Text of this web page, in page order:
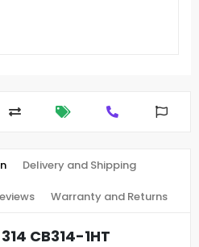
Delivery and Shipping
Warranty and Returns
CB314-1HT